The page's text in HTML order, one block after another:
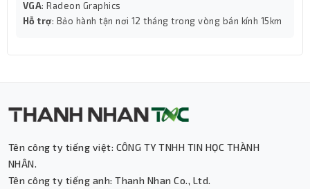
VGA: Radeon Graphics
Hỗ trợ: Bảo hành tận nơi 12 tháng trong vòng bán kính 15km
Tên công ty tiếng việt: CÔNG TY TNHH TIN HỌC THÀNH
NHÂN.
Tên công ty tiếng anh: Thanh Nhan Co., Ltd.